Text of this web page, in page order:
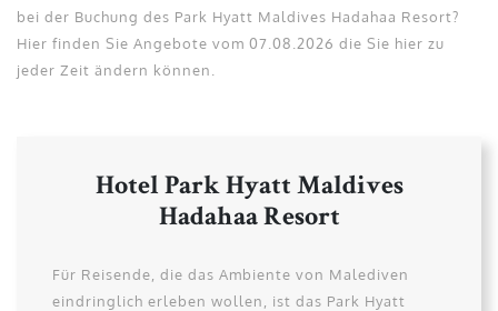
bei der Buchung des Park Hyatt Maldives Hadahaa Resort?
Hier finden Sie Angebote vom 07.08.2026 die Sie hier zu
jeder Zeit ändern können.
Hotel Park Hyatt Maldives
Hadahaa Resort
Für Reisende, die das Ambiente von Malediven
eindringlich erleben wollen, ist das Park Hyatt